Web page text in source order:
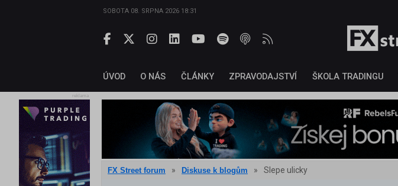
SOBOTA 08. SRPNA 2026 18:31
ÚVOD O NÁS ČLÁNKY ZPRAVODAJSTVÍ ŠKOLA TRADINGU
reklama
FX Street forum » Diskuse k blogům » Slepe ulicky